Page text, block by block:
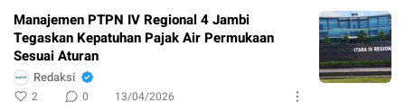
Manajemen PTPN IV Regional 4 Jambi
Tegaskan Kepatuhan Pajak Air Permukaan
Sesuai Aturan
Redaksi
2 0 13/04/2026